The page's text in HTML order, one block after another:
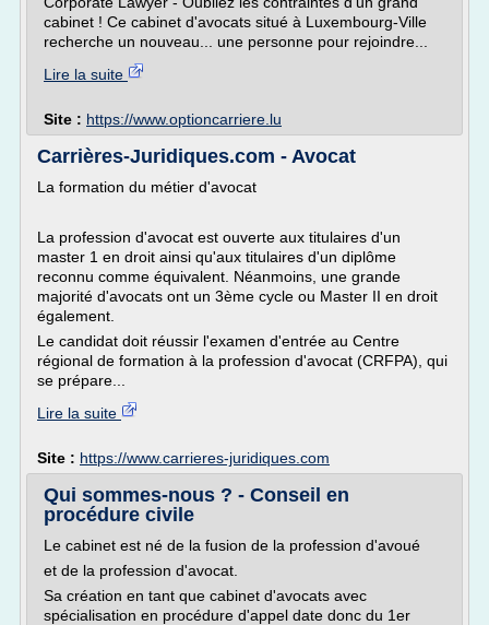
cabinet ! Ce cabinet d'avocats situé à Luxembourg-Ville
recherche un nouveau... une personne pour rejoindre...
Lire la suite
Site : https://www.optioncarriere.lu
Carrières-Juridiques.com - Avocat
La formation du métier d'avocat
La profession d'avocat est ouverte aux titulaires d'un
master 1 en droit ainsi qu'aux titulaires d'un diplôme
reconnu comme équivalent. Néanmoins, une grande
majorité d'avocats ont un 3ème cycle ou Master II en droit
également.
Le candidat doit réussir l'examen d'entrée au Centre
régional de formation à la profession d'avocat (CRFPA), qui
se prépare...
Lire la suite
Site : https://www.carrieres-juridiques.com
Qui sommes-nous ? - Conseil en
procédure civile
Le cabinet est né de la fusion de la profession d'avoué
et de la profession d'avocat.
Sa création en tant que cabinet d'avocats avec
spécialisation en procédure d'appel date donc du 1er